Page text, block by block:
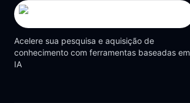
Acelere sua pesquisa e aquisição de
conhecimento com ferramentas baseadas em
IA